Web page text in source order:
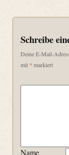
Schreibe
Deine E-Mail-
mit * markiert
Name